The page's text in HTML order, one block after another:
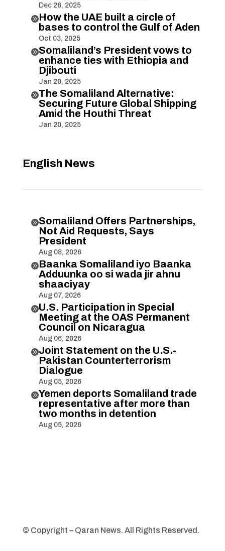
Dec 26, 2025
How the UAE built a circle of
bases to control the Gulf of Aden
Oct 03, 2025
Somaliland’s President vows to
enhance ties with Ethiopia and
Djibouti
Jan 20, 2025
The Somaliland Alternative:
Securing Future Global Shipping
Amid the Houthi Threat
Jan 20, 2025
English News
Somaliland Offers Partnerships,
Not Aid Requests, Says
President
Aug 08, 2026
Baanka Somaliland iyo Baanka
Adduunka oo si wada jir ahnu
shaaciyay
Aug 07, 2026
U.S. Participation in Special
Meeting at the OAS Permanent
Council on Nicaragua
Aug 06, 2026
Joint Statement on the U.S.-
Pakistan Counterterrorism
Dialogue
Aug 05, 2026
Yemen deports Somaliland trade
representative after more than
two months in detention
Aug 05, 2026
© Copyright – Qaran News. All Rights Reserved.